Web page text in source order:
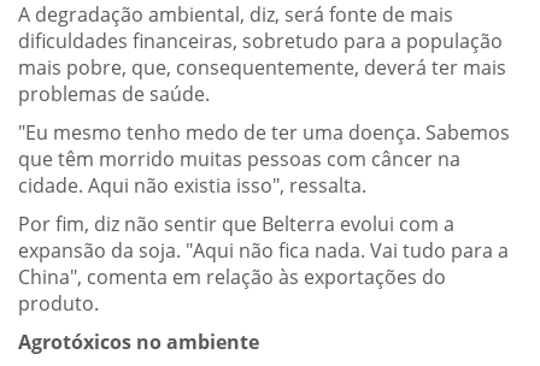
A degradação ambiental, diz, será fonte de mais
dificuldades financeiras, sobretudo para a população
mais pobre, que, consequentemente, deverá ter mais
problemas de saúde.
"Eu mesmo tenho medo de ter uma doença. Sabemos
que têm morrido muitas pessoas com câncer na
cidade. Aqui não existia isso", ressalta.
Por fim, diz não sentir que Belterra evolui com a
expansão da soja. "Aqui não fica nada. Vai tudo para a
China", comenta em relação às exportações do
produto.
Agrotóxicos no ambiente